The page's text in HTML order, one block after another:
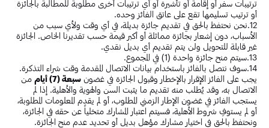
ترتيبات سفر أو إقامة أو تأشيرة أو أي ترتيبات أخرى مطلوبة للمطالبة بالجائزة
أو ترتيب تسليمها تقع على عاتق الفائز وحده.
12.نحن نحتفظ بالحق في تقديم جائزة بديلة، في أي وقت ولأي سبب من
الأسباب، دون إشعار بجائزة مماثلة أو أكبر قيمة حسب تقديرنا الخاص. الجائزة
غير قابلة للتحويل ولن يتم تقديم أي بديل نقدي.
13.سيتم منح جائزة واحدة (1) في المجموع.
14.سوف نتصل بالفائز باستخدام بيانات الاتصال المقدمة وقت شراء التذكرة.
يجب على الفائز الإقرار بالإخطار وقبول الجائزة في غضون سبعة (7) أيام
من
الاتصال به، وقد يُطلب منه تقديم ما يثبت السن والهوية والأهلية. إذا لم
يستجب الفائز في غضون الإطار الزمني المطلوب، أو لم يقدم المعلومات المطلوبة،
أو لم يستوفِ شروط الأهلية، فسيتم اعتبار المشارك متخلياً عن حقه في الجائزة،
ونحتفظ بالحق في اختيار مشارك مؤهل بديل أو تحديد عدم منح الجائزة.